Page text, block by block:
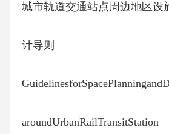
城市轨道交通站点周边地区设
计导则
aroundUrbanRailTransitStation